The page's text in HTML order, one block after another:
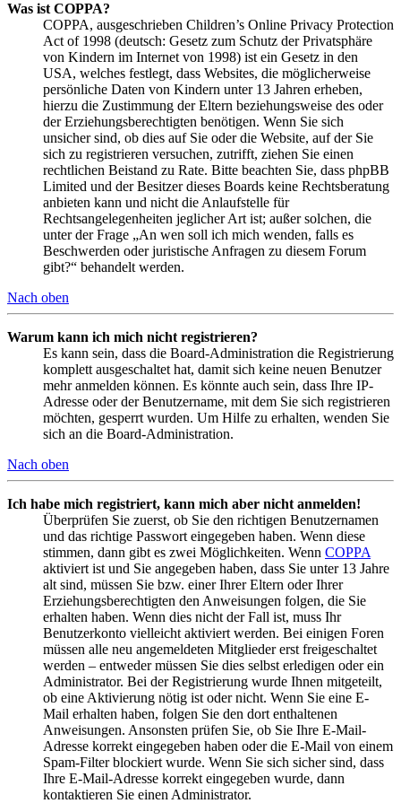
Was ist COPPA?
COPPA, ausgeschrieben Children’s Online Privacy Protection
Act of 1998 (deutsch: Gesetz zum Schutz der Privatsphäre
von Kindern im Internet von 1998) ist ein Gesetz in den
USA, welches festlegt, dass Websites, die möglicherweise
persönliche Daten von Kindern unter 13 Jahren erheben,
hierzu die Zustimmung der Eltern beziehungsweise des oder
der Erziehungsberechtigten benötigen. Wenn Sie sich
unsicher sind, ob dies auf Sie oder die Website, auf der Sie
sich zu registrieren versuchen, zutrifft, ziehen Sie einen
rechtlichen Beistand zu Rate. Bitte beachten Sie, dass phpBB
Limited und der Besitzer dieses Boards keine Rechtsberatung
anbieten kann und nicht die Anlaufstelle für
Rechtsangelegenheiten jeglicher Art ist; außer solchen, die
unter der Frage „An wen soll ich mich wenden, falls es
Beschwerden oder juristische Anfragen zu diesem Forum
gibt?“ behandelt werden.
Nach oben
Warum kann ich mich nicht registrieren?
Es kann sein, dass die Board-Administration die Registrierung
komplett ausgeschaltet hat, damit sich keine neuen Benutzer
mehr anmelden können. Es könnte auch sein, dass Ihre IP-
Adresse oder der Benutzername, mit dem Sie sich registrieren
möchten, gesperrt wurden. Um Hilfe zu erhalten, wenden Sie
sich an die Board-Administration.
Nach oben
Ich habe mich registriert, kann mich aber nicht anmelden!
Überprüfen Sie zuerst, ob Sie den richtigen Benutzernamen
und das richtige Passwort eingegeben haben. Wenn diese
stimmen, dann gibt es zwei Möglichkeiten. Wenn COPPA
aktiviert ist und Sie angegeben haben, dass Sie unter 13 Jahre
alt sind, müssen Sie bzw. einer Ihrer Eltern oder Ihrer
Erziehungsberechtigten den Anweisungen folgen, die Sie
erhalten haben. Wenn dies nicht der Fall ist, muss Ihr
Benutzerkonto vielleicht aktiviert werden. Bei einigen Foren
müssen alle neu angemeldeten Mitglieder erst freigeschaltet
werden – entweder müssen Sie dies selbst erledigen oder ein
Administrator. Bei der Registrierung wurde Ihnen mitgeteilt,
ob eine Aktivierung nötig ist oder nicht. Wenn Sie eine E-
Mail erhalten haben, folgen Sie den dort enthaltenen
Anweisungen. Ansonsten prüfen Sie, ob Sie Ihre E-Mail-
Adresse korrekt eingegeben haben oder die E-Mail von einem
Spam-Filter blockiert wurde. Wenn Sie sich sicher sind, dass
Ihre E-Mail-Adresse korrekt eingegeben wurde, dann
kontaktieren Sie einen Administrator.